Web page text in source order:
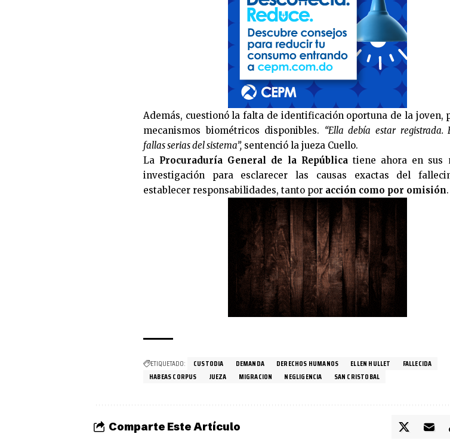
Además, cuestionó la falta de identificación oportuna de la joven,
mecanismos biométricos disponibles. “Ella debía estar registrada.
fallas serias del sistema”, sentenció la jueza Cuello.
La Procuraduría General de la Repúblicatiene ahora en sus
investigación para esclarecer las causas exactas del
establecer responsabilidades, tanto por acción como por omisión.
ETIQUETADO: CUSTODIA DEMANDA DERECHOS HUMANOS ELLEN HULLET
FALLECIDA
HABEAS CORPUS
JUEZA MIGRACION NEGLIGENCIA SAN CRISTOBAL
Comparte Este Artículo